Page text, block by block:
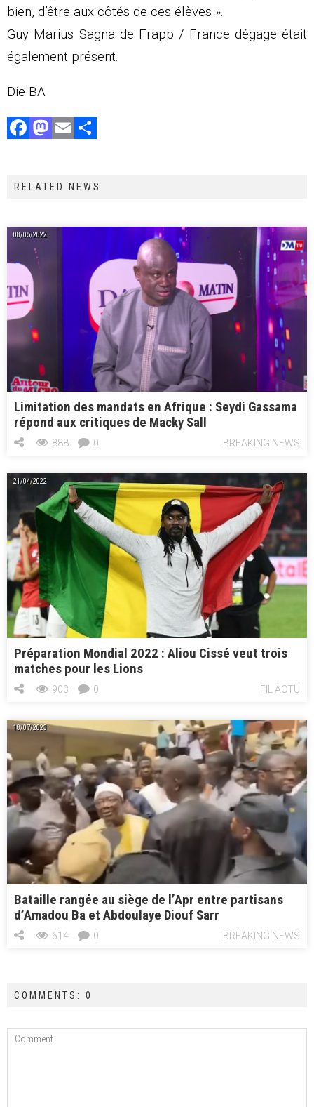
bien, d’être aux côtés de ces élèves ».
Guy Marius Sagna de Frapp / France dégage était
également présent.
Die BA
F
b
ok
M
o
o
E
l
g
RELATED NEWS
08/05/2022
Limitation des mandats en Afrique : Seydi Gassama
répond aux critiques de Macky Sall
BREAKING NEWS
888 0
21/04/2022
Préparation Mondial 2022 : Aliou Cissé veut trois
matches pour les Lions
FIL ACTU
903 0
18/07/2023
Bataille rangée au siège de l’Apr entre partisans
d’Amadou Ba et Abdoulaye Diouf Sarr
BREAKING NEWS
614 0
COMMENTS: 0